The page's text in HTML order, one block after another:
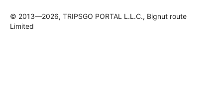
© 2013—2026, TRIPSGO PORTAL L.L.C., Bignut route
Limited